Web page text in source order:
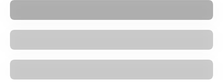
Cube Chaise de salle à manger avec accoudoirs
Retrostar Fauteuil pour enfants